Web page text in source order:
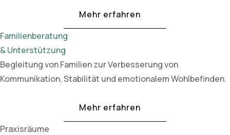
Mehr erfahren
Familienberatung
& Unterstützung
Begleitung von Familien zur Verbesserung von
Kommunikation, Stabilität und emotionalem Wohlbefinden.
Mehr erfahren
Praxisräume